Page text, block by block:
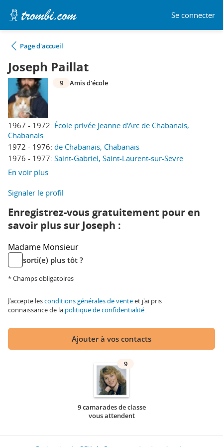
Se connecter
Page d'accueil
Joseph Paillat
1967 - 1972: École privée Jeanne d'Arc de Chabanais,
Chabanais
1972 - 1976: de Chabanais, Chabanais
1976 - 1977: Saint-Gabriel, Saint-Laurent-sur-Sevre
En voir plus
9 Amis d'école
Signaler le profil
Enregistrez-vous gratuitement pour en
savoir plus sur Joseph :
Madame Monsieur
sorti(e) plus tôt ?
* Champs obligatoires
J'accepte lesconditions générales de venteet j'ai pris
connaissance de la politique de confidentialité.
Ajouter à vos contacts
9
9 camarades de classe
vous attendent